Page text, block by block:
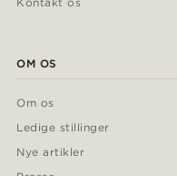
OM OS
Om os
Ledige stillinger
Nye artikler